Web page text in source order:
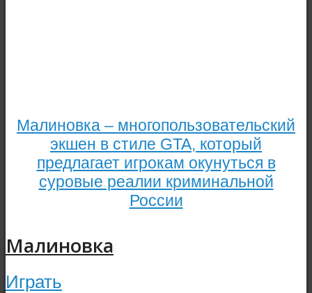
Малиновка – многопользовательский
экшен в стиле GTA, который
предлагает игрокам окунуться в
суровые реалии криминальной
России
Малиновка
Играть